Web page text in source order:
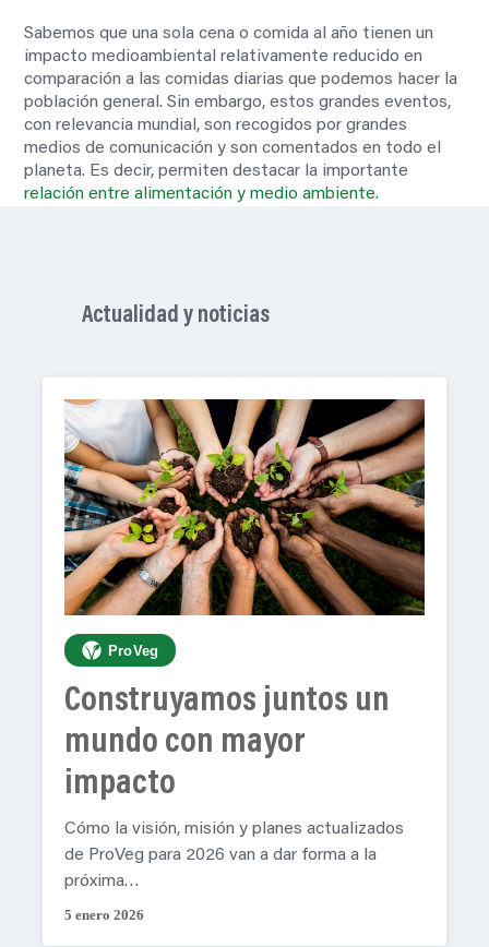
Sabemos que una sola cena o comida al año tienen un
impacto medioambiental relativamente reducido en
comparación a las comidas diarias que podemos hacer la
población general. Sin embargo, estos grandes eventos,
con relevancia mundial, son recogidos por grandes
medios de comunicación y son comentados en todo el
planeta. Es decir, permiten destacar la importante
relación entre alimentación y medio ambiente.
Actualidad y noticias
ProVeg
Construyamos juntos un
mundo con mayor
impacto
Cómo la visión, misión y planes actualizados
de ProVeg para 2026 van a dar forma a la
próxima…
5 enero 2026